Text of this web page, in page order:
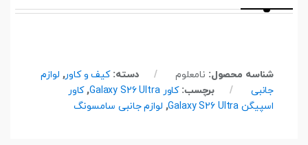
شناسه محصول: نامعلوم دسته:کیف و کاور, لوازم
جانبی
برچسب:کاور Galaxy S26 Ultra ,کاور
اسپیگن Galaxy S26 Ultra
, لوازم جانبی سامسونگ